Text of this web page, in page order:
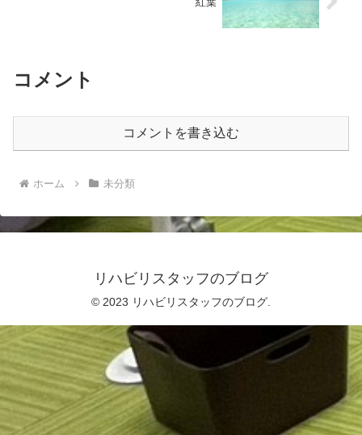
コメント
コメントを書き込む
ホーム 未分類
リハビリスタッフのブログ
© 2023 リハビリスタッフのブログ.